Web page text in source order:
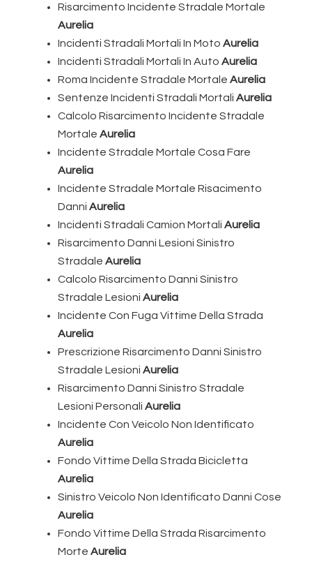
Risarcimento Incidente Stradale Mortale
Aurelia
Incidenti Stradali Mortali In MotoAurelia
Incidenti Stradali Mortali In AutoAurelia
Roma Incidente Stradale MortaleAurelia
Sentenze Incidenti Stradali MortaliAurelia
Calcolo Risarcimento Incidente Stradale
MortaleAurelia
Incidente Stradale Mortale Cosa Fare
Aurelia
Incidente Stradale Mortale Risacimento
DanniAurelia
Incidenti Stradali Camion MortaliAurelia
Risarcimento Danni Lesioni Sinistro
StradaleAurelia
Calcolo Risarcimento Danni Sinistro
Stradale LesioniAurelia
Incidente Con Fuga Vittime Della Strada
Aurelia
Prescrizione Risarcimento Danni Sinistro
Stradale LesioniAurelia
Risarcimento Danni Sinistro Stradale
Lesioni PersonaliAurelia
Incidente Con Veicolo Non Identificato
Aurelia
Fondo Vittime Della Strada Bicicletta
Aurelia
Sinistro Veicolo Non Identificato Danni Cose
Aurelia
Fondo Vittime Della Strada Risarcimento
MorteAurelia